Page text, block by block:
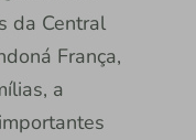
da Central
França,
a